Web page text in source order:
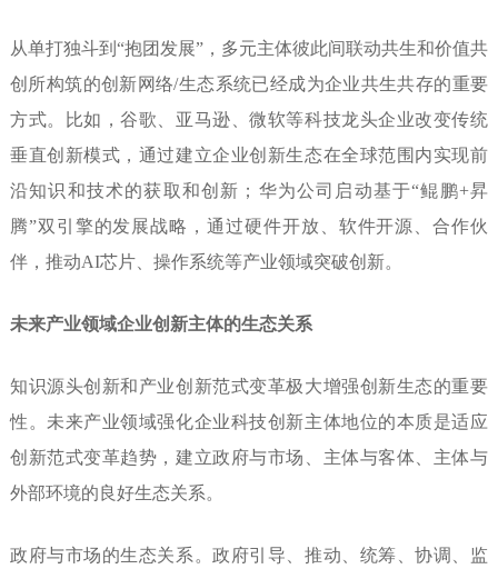
从单打独斗到“抱团发展”，多元主体彼此间联动共生和价值共
创所构筑的创新网络/生态系统已经成为企业共生共存的重要
方式。比如，谷歌、亚马逊、微软等科技龙头企业改变传统
垂直创新模式，通过建立企业创新生态在全球范围内实现前
沿知识和技术的获取和创新；华为公司启动基于“鲲鹏+昇
腾”双引擎的发展战略，通过硬件开放、软件开源、合作伙
伴，推动AI芯片、操作系统等产业领域突破创新。
未来产业领域企业创新主体的生态关系
知识源头创新和产业创新范式变革极大增强创新生态的重要
性。未来产业领域强化企业科技创新主体地位的本质是适应
创新范式变革趋势，建立政府与市场、主体与客体、主体与
外部环境的良好生态关系。
政府与市场的生态关系。政府引导、推动、统筹、协调、监